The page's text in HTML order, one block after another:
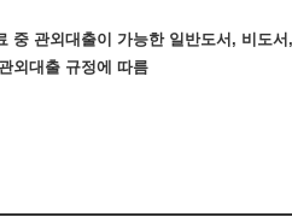
중 관외대출이 가능한 일반도서, 비도
외대출 규정에 따름